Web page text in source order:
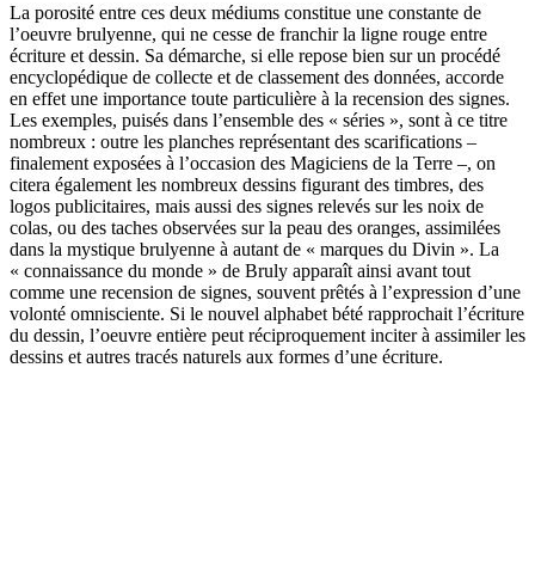
La porosité entre ces deux médiums constitue une constante de
l’oeuvre brulyenne, qui ne cesse de franchir la ligne rouge entre
écriture et dessin. Sa démarche, si elle repose bien sur un procédé
encyclopédique de collecte et de classement des données, accorde
en effet une importance toute particulière à la recension des signes.
Les exemples, puisés dans l’ensemble des « séries », sont à ce titre
nombreux : outre les planches représentant des scarifications –
finalement exposées à l’occasion des Magiciens de la Terre –, on
citera également les nombreux dessins figurant des timbres, des
logos publicitaires, mais aussi des signes relevés sur les noix de
colas, ou des taches observées sur la peau des oranges, assimilées
dans la mystique brulyenne à autant de « marques du Divin ». La
« connaissance du monde » de Bruly apparaît ainsi avant tout
comme une recension de signes, souvent prêtés à l’expression d’une
volonté omnisciente. Si le nouvel alphabet bété rapprochait l’écriture
du dessin, l’oeuvre entière peut réciproquement inciter à assimiler les
dessins et autres tracés naturels aux formes d’une écriture.